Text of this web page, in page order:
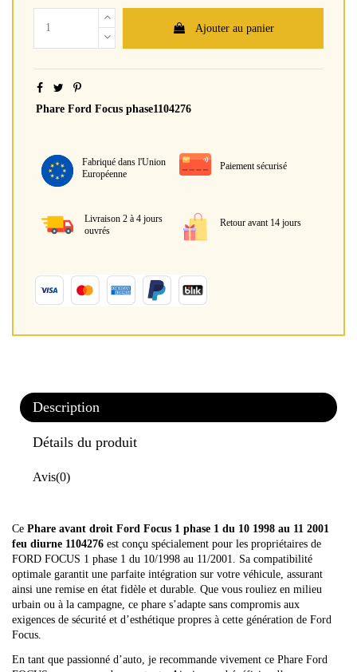
Ajouter au panier
Phare Ford Focus phase1104276
Fabriqué dans l'Union
Européenne
Paiement sécurisé
Livraison 2 à 4 jours
ouvrés
Retour avant 14 jours
Description
Détails du produit
Avis(0)
Ce Phare avant droit Ford Focus 1 phase 1 du 10 1998 au 11 2001
feu diurne 1104276 est conçu spécialement pour les propriétaires de
FORD FOCUS 1 phase 1 du 10/1998 au 11/2001. Sa compatibilité
optimale garantit une parfaite intégration sur votre véhicule, assurant
ainsi une remise en état fidèle et durable. Que vous rouliez en milieu
urbain ou à la campagne, ce phare s’adapte sans compromis aux
exigences de sécurité et d’esthétique propres à cette génération de Ford
Focus.
En tant que passionné d’auto, je recommande vivement ce Phare Ford